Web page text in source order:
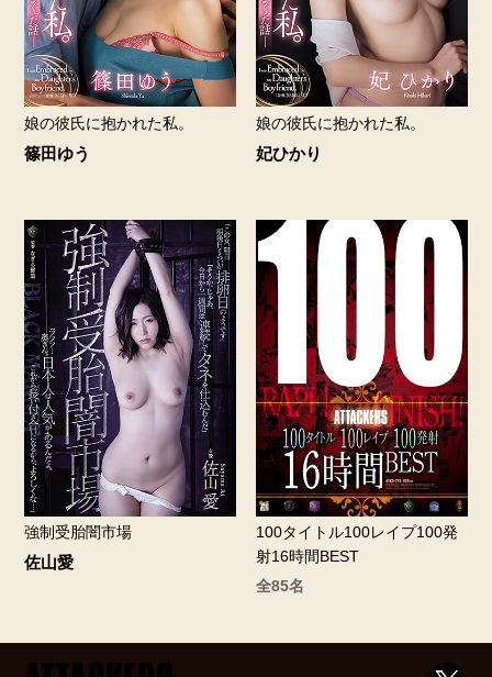
娘の彼氏に抱かれた私。
篠田ゆう
娘の彼氏に抱かれた私。
妃ひかり
強制受胎闇市場
佐山愛
100タイトル100レイプ100発
射16時間BEST
全85名